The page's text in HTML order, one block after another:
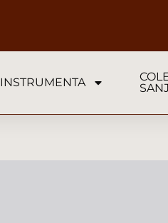
INSTRUMENTA